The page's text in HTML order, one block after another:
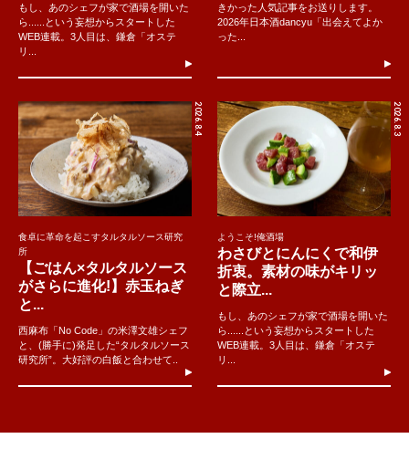
もし、あのシェフが家で酒場を開いた
ら......という妄想からスタートした
WEB連載。3人目は、鎌倉「オステ
リ...
きかった人気記事をお送りします。
2026年日本酒dancyu「出会えてよか
った...
2026.8.4
食卓に革命を起こすタルタルソース研究
所
【ごはん×タルタルソース
がさらに進化!】赤玉ねぎ
と...
西麻布「No Code」の米澤文雄シェフ
と、(勝手に)発足した“タルタルソース
研究所”。大好評の白飯と合わせて..
2026.8.3
ようこそ!俺酒場
わさびとにんにくで和伊
折衷。素材の味がキリッ
と際立...
もし、あのシェフが家で酒場を開いた
ら......という妄想からスタートした
WEB連載。3人目は、鎌倉「オステ
リ...